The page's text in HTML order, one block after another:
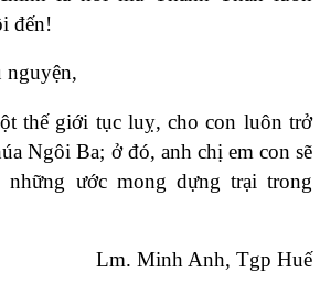
đến!
nguyện,
thế giới tục luỵ, cho con luôn trở
Ngôi Ba; ở đó, anh chị em con sẽ
những ước mong dựng trại trong
Lm. Minh Anh, Tgp Huế